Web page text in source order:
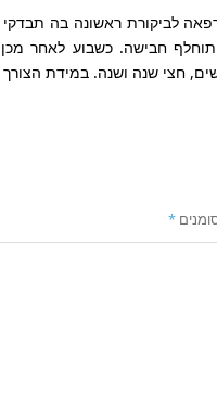
לביקורת ראשונה בה
חבישה. כשבוע לאחר
*